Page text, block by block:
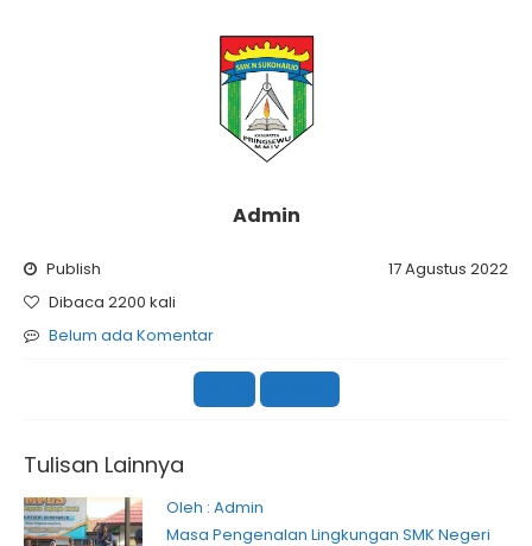
Admin
Publish
17 Agustus 2022
Dibaca 2200 kali
Belum ada Komentar
Tulisan Lainnya
Oleh : Admin
Masa Pengenalan Lingkungan SMK Negeri